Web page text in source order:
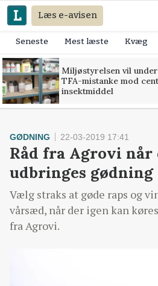
Læs e-avisen
Seneste Mest læste Kvæg
Miljøstyrelsen vil
TFA-mistanke mod
insektmiddel
GØDNING 22-03-2019 17:41
Råd fra Agrovi når
udbringes gødning
Vælg straks at gøde raps og
vårsæd, når der igen kan
fra Agrovi.